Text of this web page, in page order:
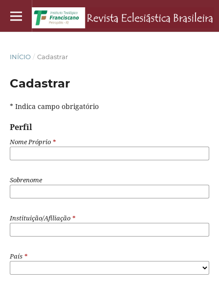
INÍCIO / Cadastrar
Cadastrar
* Indica campo obrigatório
Perfil
Nome Próprio *
Sobrenome
Instituição/Afiliação *
País *